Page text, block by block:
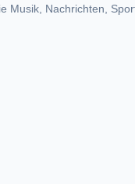
Musik, Nachrichten,